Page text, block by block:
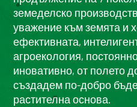
земеделско
уважение към земята и
ефективната,
агроекология,
иновативно, от полето
създадем по-добро
растителна основа.